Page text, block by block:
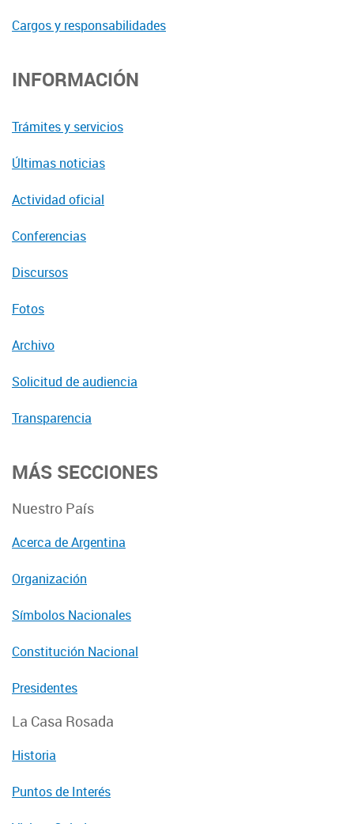
Cargos y responsabilidades
INFORMACIÓN
Trámites y servicios
Últimas noticias
Actividad oficial
Conferencias
Discursos
Fotos
Archivo
Solicitud de audiencia
Transparencia
MÁS SECCIONES
Nuestro País
Acerca de Argentina
Organización
Símbolos Nacionales
Constitución Nacional
Presidentes
La Casa Rosada
Historia
Puntos de Interés